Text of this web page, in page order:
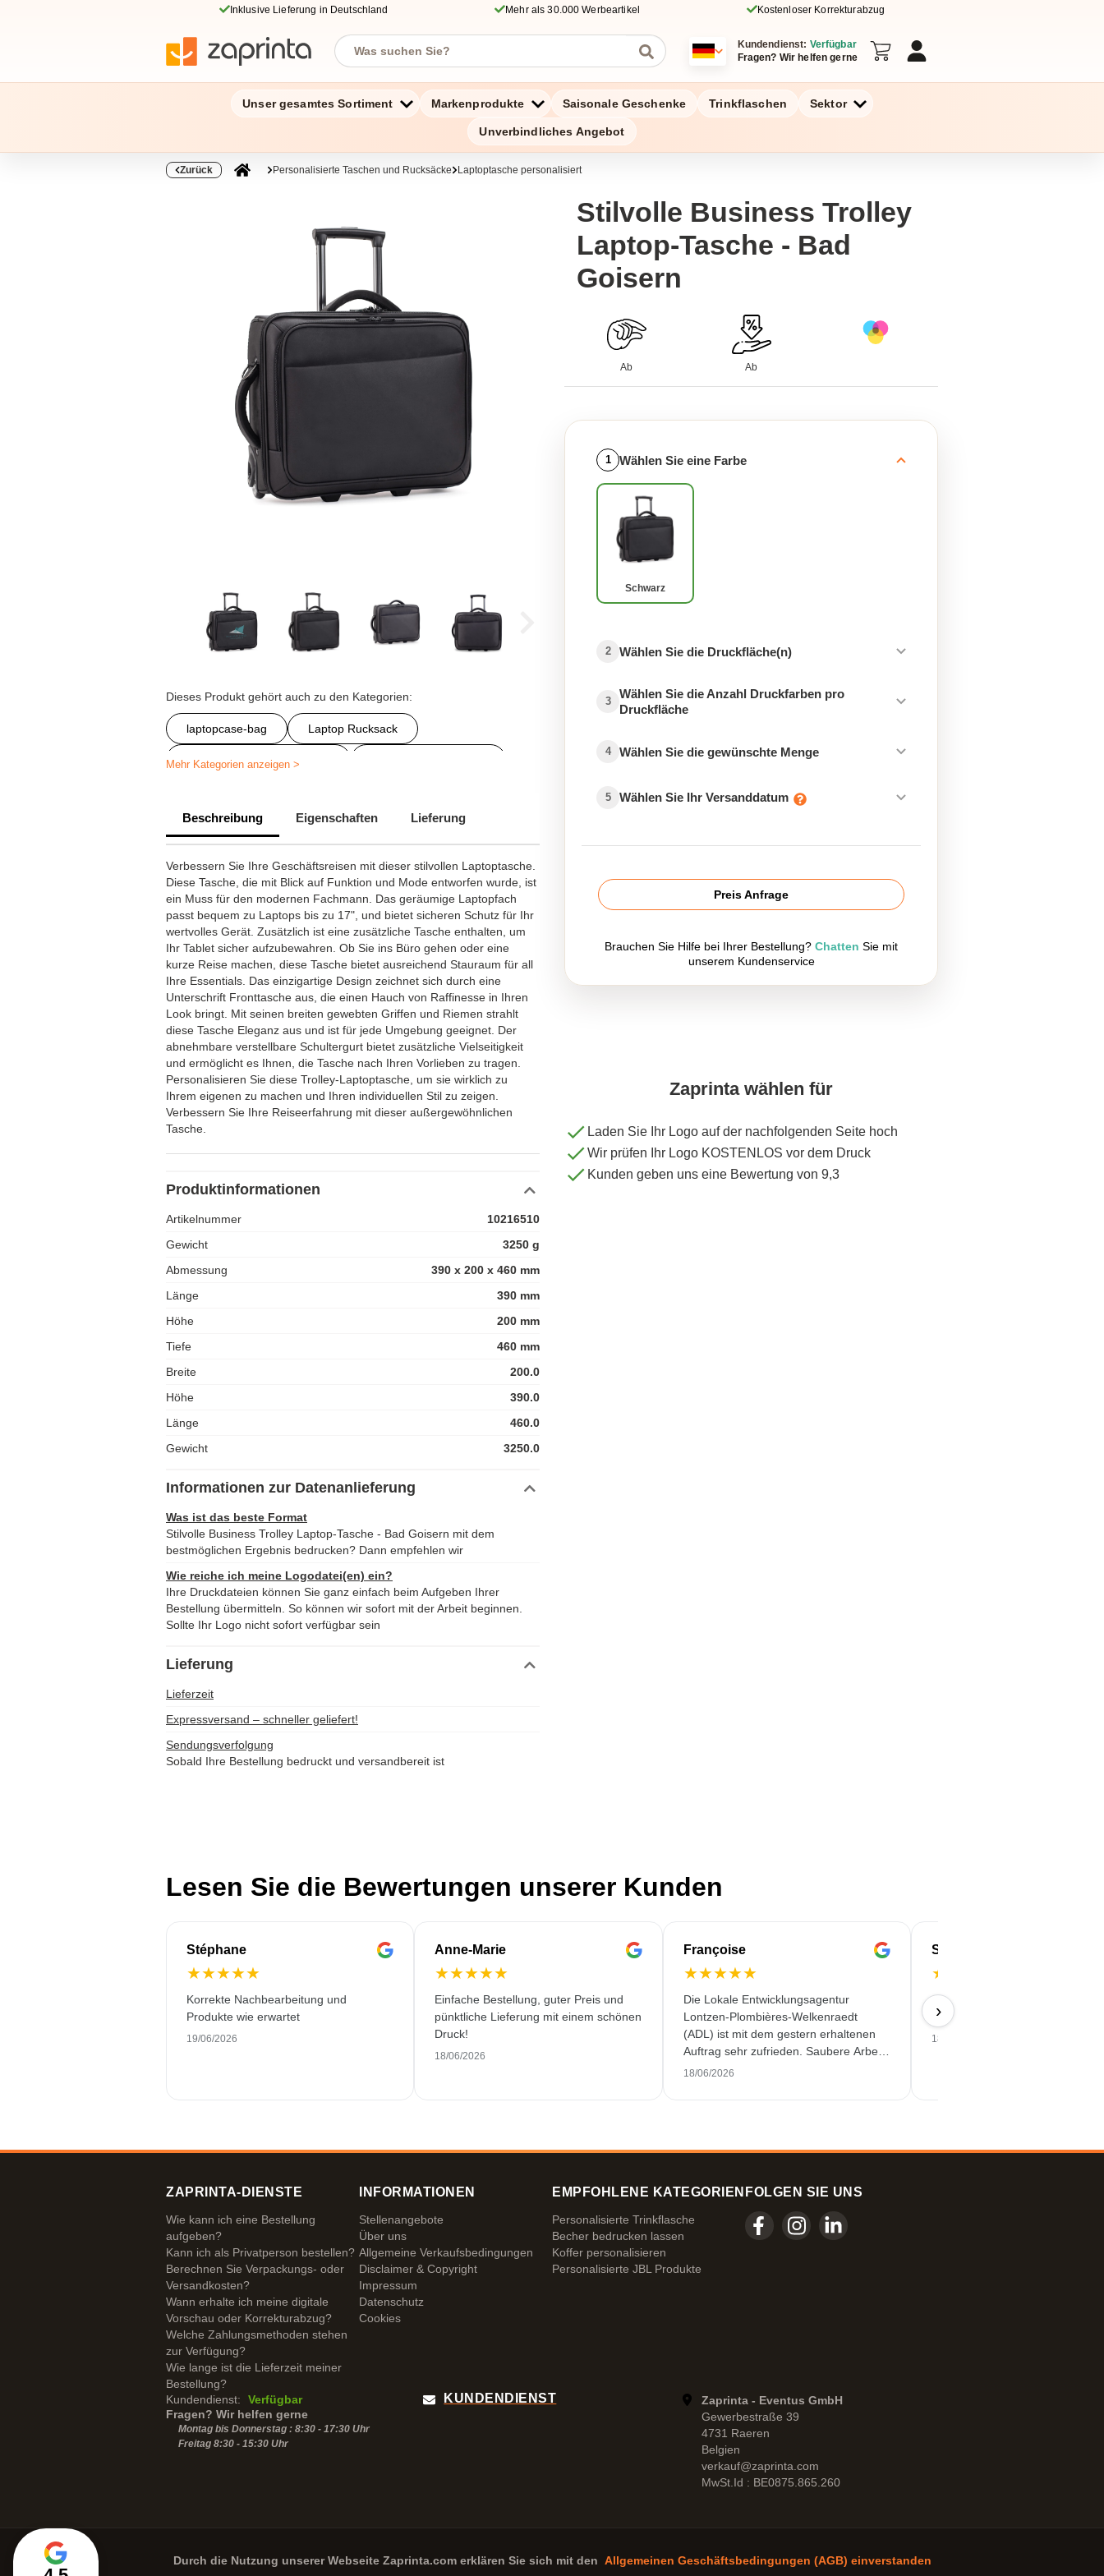
Inklusive Lieferung in Deutschland Mehr als 30.000 Werbeartikel Kostenloser Korrekturabzug
Kundendienst: Verfügbar
Fragen? Wir helfen gerne
Unser gesamtes Sortiment Markenprodukte Saisonale Geschenke Trinkflaschen Sektor
Unverbindliches Angebot
Zurück Personalisierte Taschen und Rucksäcke Laptoptasche personalisiert
Dieses Produkt gehört auch zu den Kategorien:
laptopcase-bag Laptop Rucksack
Laptoptasche personalisiert
Mehr Kategorien anzeigen >
Beschreibung Eigenschaften Lieferung
Verbessern Sie Ihre Geschäftsreisen mit dieser stilvollen Laptoptasche.
Diese Tasche, die mit Blick auf Funktion und Mode entworfen wurde, ist
ein Muss für den modernen Fachmann. Das geräumige Laptopfach
passt bequem zu Laptops bis zu 17", und bietet sicheren Schutz für Ihr
wertvolles Gerät. Zusätzlich ist eine zusätzliche Tasche enthalten, um
Ihr Tablet sicher aufzubewahren. Ob Sie ins Büro gehen oder eine
kurze Reise machen, diese Tasche bietet ausreichend Stauraum für all
Ihre Essentials. Das einzigartige Design zeichnet sich durch eine
Unterschrift Fronttasche aus, die einen Hauch von Raffinesse in Ihren
Look bringt. Mit seinen breiten gewebten Griffen und Riemen strahlt
diese Tasche Eleganz aus und ist für jede Umgebung geeignet. Der
abnehmbare verstellbare Schultergurt bietet zusätzliche Vielseitigkeit
und ermöglicht es Ihnen, die Tasche nach Ihren Vorlieben zu tragen.
Personalisieren Sie diese Trolley-Laptoptasche, um sie wirklich zu
Ihrem eigenen zu machen und Ihren individuellen Stil zu zeigen.
Verbessern Sie Ihre Reiseerfahrung mit dieser außergewöhnlichen
Tasche.
Produktinformationen
Artikelnummer
10216510
Gewicht
3250 g
Abmessung
390 x 200 x 460 mm
Länge
390 mm
Höhe
200 mm
Tiefe
460 mm
Breite
200.0
Höhe
390.0
Länge
460.0
Gewicht
3250.0
Informationen zur Datenanlieferung
Was ist das beste Format
Stilvolle Business Trolley Laptop-Tasche - Bad Goisern mit dem
bestmöglichen Ergebnis bedrucken? Dann empfehlen wir
Wie reiche ich meine Logodatei(en) ein?
Ihre Druckdateien können Sie ganz einfach beim Aufgeben Ihrer
Bestellung übermitteln. So können wir sofort mit der Arbeit beginnen.
Sollte Ihr Logo nicht sofort verfügbar sein
Lieferung
Lieferzeit
Expressversand – schneller geliefert!
Sendungsverfolgung
Sobald Ihre Bestellung bedruckt und versandbereit ist
Stilvolle Business Trolley
Laptop-Tasche - Bad
Goisern
Ab Ab
1 Wählen Sie eine Farbe
Schwarz
2 Wählen Sie die Druckfläche(n)
3
Wählen Sie die Anzahl Druckfarben pro
Druckfläche
4 Wählen Sie die gewünschte Menge
5 Wählen Sie Ihr Versanddatum
Preis Anfrage
Brauchen Sie Hilfe bei Ihrer Bestellung? Chatten Sie mit
unserem Kundenservice
Zaprinta wählen für
Laden Sie Ihr Logo auf der nachfolgenden Seite hoch
Wir prüfen Ihr Logo KOSTENLOS vor dem Druck
Kunden geben uns eine Bewertung von 9,3
Lesen Sie die Bewertungen unserer Kunden
Stéphane
★★★★★
Korrekte Nachbearbeitung und
Produkte wie erwartet
19/06/2026
Anne-Marie
★★★★★
Einfache Bestellung, guter Preis und
pünktliche Lieferung mit einem schönen
Druck!
18/06/2026
Françoise
★★★★★
Die Lokale Entwicklungsagentur
Lontzen-Plombières-Welkenraedt
(ADL) ist mit dem gestern erhaltenen
Auftrag sehr zufrieden. Saubere Arbeit
und erstklassiger Service!
18/06/2026
Serife
★
Schnell & Zuverlässig &
Qualität erhalten
18/06/2026
›
ZAPRINTA-DIENSTE
Wie kann ich eine Bestellung
aufgeben?
Kann ich als Privatperson bestellen?
Berechnen Sie Verpackungs- oder
Versandkosten?
Wann erhalte ich meine digitale
Vorschau oder Korrekturabzug?
Welche Zahlungsmethoden stehen
zur Verfügung?
Wie lange ist die Lieferzeit meiner
Bestellung?
INFORMATIONEN
Stellenangebote
Über uns
Allgemeine Verkaufsbedingungen
Disclaimer & Copyright
Impressum
Datenschutz
Cookies
EMPFOHLENE KATEGORIEN
Personalisierte Trinkflasche
Becher bedrucken lassen
Koffer personalisieren
Personalisierte JBL Produkte
FOLGEN SIE UNS
Kundendienst:
Verfügbar
Fragen? Wir helfen gerne
Montag bis Donnerstag : 8:30 - 17:30 Uhr
Freitag 8:30 - 15:30 Uhr
KUNDENDIENST
Zaprinta - Eventus GmbH
Gewerbestraße 39
4731 Raeren
Belgien
verkauf@zaprinta.com
MwSt.Id : BE0875.865.260
Durch die Nutzung unserer Webseite Zaprinta.comerklären Sie sich mit den Allgemeinen Geschäftsbedingungen (AGB) einverstanden